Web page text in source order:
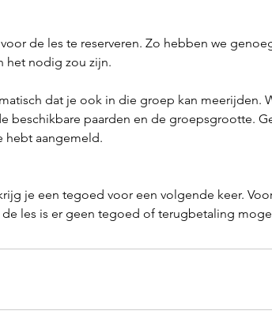
de les te reserveren. Zo hebben we
het nodig zou zijn.
dat je ook in die groep kan meerijden.
beschikbare paarden en de groepsgrootte.
hebt aangemeld.
je een tegoed voor een volgende keer.
les is er geen tegoed of terugbetaling